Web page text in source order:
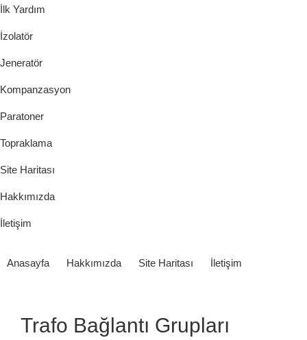
İlk Yardım
İzolatör
Jeneratör
Kompanzasyon
Paratoner
Topraklama
Site Haritası
Hakkımızda
İletişim
Anasayfa Hakkımızda Site Haritası İletişim
Trafo Bağlantı Grupları